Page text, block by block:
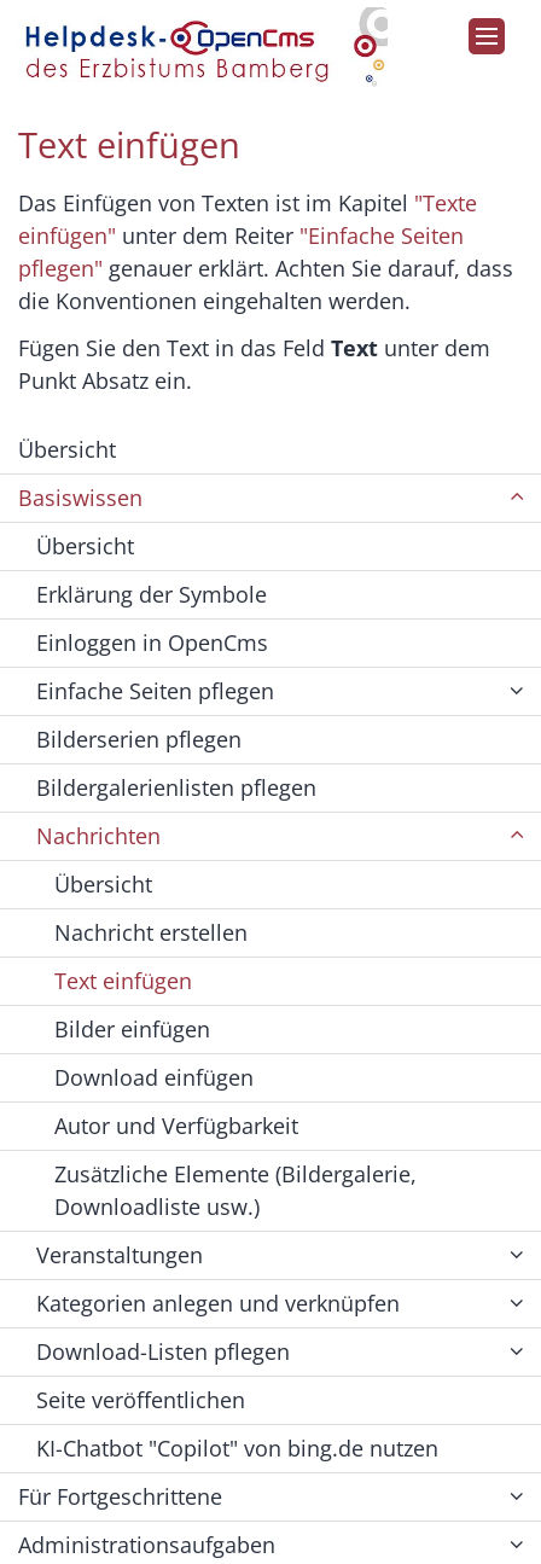
Zum Inhalt springen
Text einfügen
Das Einfügen von Texten ist im Kapitel "Texte
einfügen" unter dem Reiter "Einfache Seiten
pflegen" genauer erklärt. Achten Sie darauf, dass
die Konventionen eingehalten werden.
Fügen Sie den Text in das Feld Text unter dem
Punkt Absatz ein.
Übersicht
Basiswissen
Übersicht
Erklärung der Symbole
Einloggen in OpenCms
Einfache Seiten pflegen
Bilderserien pflegen
Bildergalerienlisten pflegen
Nachrichten
Übersicht
Nachricht erstellen
Text einfügen
Bilder einfügen
Download einfügen
Autor und Verfügbarkeit
Zusätzliche Elemente (Bildergalerie,
Downloadliste usw.)
Veranstaltungen
Kategorien anlegen und verknüpfen
Download-Listen pflegen
Seite veröffentlichen
KI-Chatbot "Copilot" von bing.de nutzen
Für Fortgeschrittene
Administrationsaufgaben